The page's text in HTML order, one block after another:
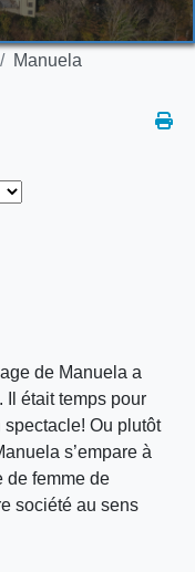
Manuela
de Manuela a
Il était temps pour
Ou plutôt
s’empare à
de femme de
société au sens